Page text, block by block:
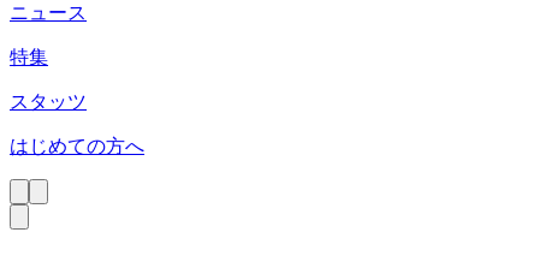
ニュース
特集
スタッツ
はじめての方へ